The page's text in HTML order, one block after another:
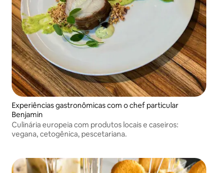
Experiências gastronômicas com o chef particular
Benjamin
Culinária europeia com produtos locais e caseiros:
vegana, cetogênica, pescetariana.